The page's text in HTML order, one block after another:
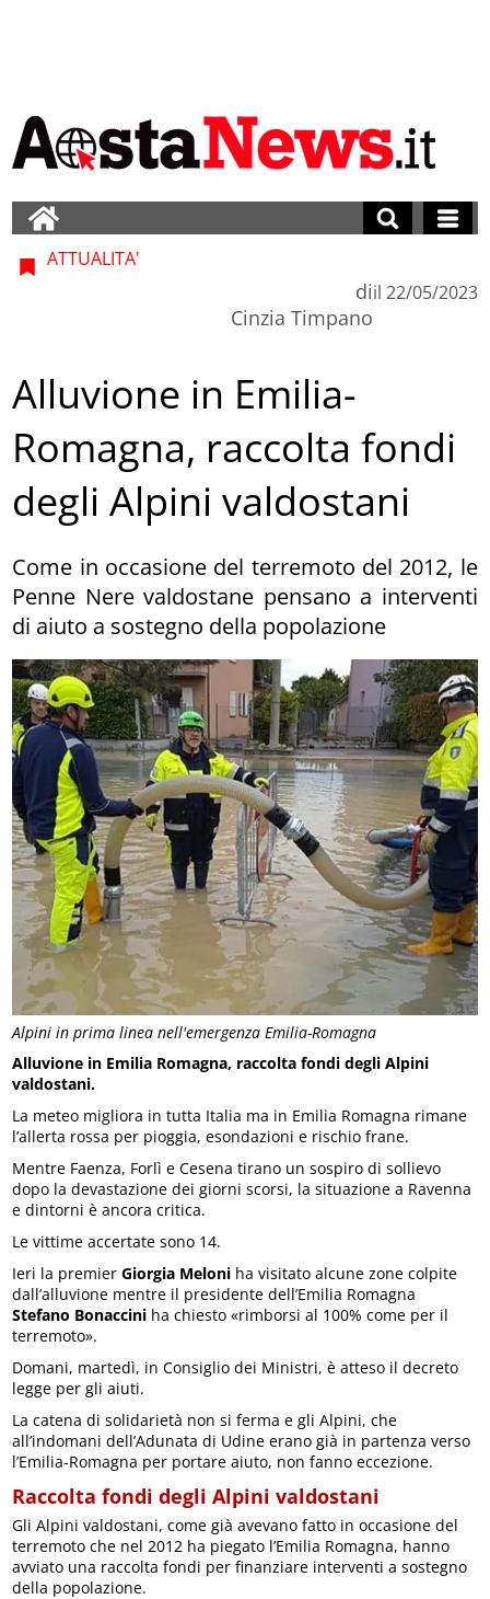
Alpini in prima linea nell'emergenza Emilia-Romagna
ATTUALITA'
di
Cinzia Timpano
il 22/05/2023
Alluvione in Emilia-
Romagna, raccolta fondi
degli Alpini valdostani
Come in occasione del terremoto del 2012, le
Penne Nere valdostane pensano a interventi
di aiuto a sostegno della popolazione
Alluvione in Emilia Romagna, raccolta fondi degli Alpini
valdostani.
La meteo migliora in tutta Italia ma in Emilia Romagna rimane
l’allerta rossa per pioggia, esondazioni e rischio frane.
Mentre Faenza, Forlì e Cesena tirano un sospiro di sollievo
dopo la devastazione dei giorni scorsi, la situazione a Ravenna
e dintorni è ancora critica.
Le vittime accertate sono 14.
Ieri la premier Giorgia Meloni ha visitato alcune zone colpite
dall’alluvione mentre il presidente dell’Emilia Romagna
Stefano Bonaccini ha chiesto «rimborsi al 100% come per il
terremoto».
Domani, martedì, in Consiglio dei Ministri, è atteso il decreto
legge per gli aiuti.
La catena di solidarietà non si ferma e gli Alpini, che
all’indomani dell’Adunata di Udine erano già in partenza verso
l’Emilia-Romagna per portare aiuto, non fanno eccezione.
Raccolta fondi degli Alpini valdostani
Gli Alpini valdostani, come già avevano fatto in occasione del
terremoto che nel 2012 ha piegato l’Emilia Romagna, hanno
avviato una raccolta fondi per finanziare interventi a sostegno
della popolazione.